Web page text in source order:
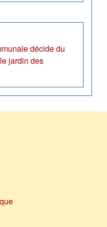
décide du
jardin des